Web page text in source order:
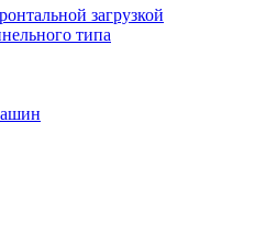
загрузкой
типа